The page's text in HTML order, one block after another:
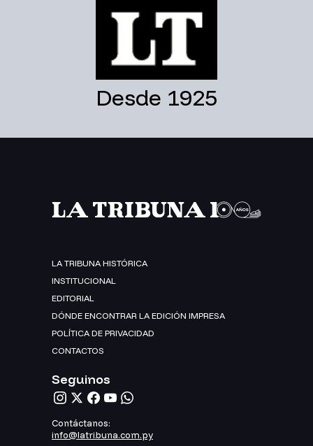
Desde 1925
LA TRIBUNA HISTÓRICA
INSTITUCIONAL
EDITORIAL
DÓNDE ENCONTRAR LA EDICIÓN IMPRESA
POLÍTICA DE PRIVACIDAD
CONTACTOS
Seguinos
Contáctanos:
info@latribuna.com.py